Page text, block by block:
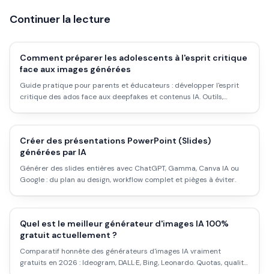
Continuer la lecture
Comment préparer les adolescents à l'esprit critique
face aux images générées
Guide pratique pour parents et éducateurs : développer l'esprit
critique des ados face aux deepfakes et contenus IA. Outils,
Créer des présentations PowerPoint (Slides)
générées par IA
Générer des slides entières avec ChatGPT, Gamma, Canva IA ou
Google : du plan au design, workflow complet et pièges à éviter.
Quel est le meilleur générateur d'images IA 100%
gratuit actuellement ?
Comparatif honnête des générateurs d'images IA vraiment
gratuits en 2026 : Ideogram, DALL·E, Bing, Leonardo. Quotas, qualité,